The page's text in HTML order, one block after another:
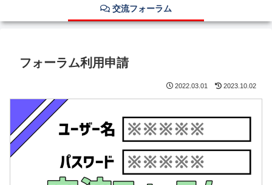
交流フォーラム
フォーラム利用申請
2022.03.01 2023.10.02